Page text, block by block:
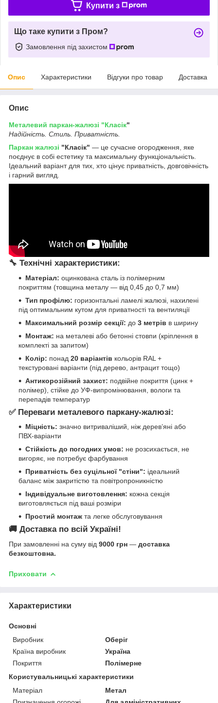
Купити з
Що таке купити з Пром?
Замовлення під захистом
Опис Характеристики Відгуки про товар Доставка
Опис
Металевий паркан-жалюзі "Класік"
Надійність. Стиль. Приватність.
Паркан жалюзі "Класік" — це сучасне огородження, яке
поєднує в собі естетику та максимальну функціональність.
Ідеальний варіант для тих, хто цінує приватність, довговічність
і гарний вигляд.
🔧 Технічні характеристики:
Матеріал: оцинкована сталь із полімерним
покриттям (товщина металу — від 0,45 до 0,7 мм)
Тип профілю: горизонтальні ламелі жалюзі, нахилені
під оптимальним кутом для приватності та вентиляції
Максимальний розмір секції: до 3 метрів в ширину
Монтаж: на металеві або бетонні стовпи (кріплення в
комплекті за запитом)
Колір: понад 20 варіантів кольорів RAL +
текстуровані варіанти (під дерево, антрацит тощо)
Антикорозійний захист: подвійне покриття (цинк +
полімер), стійке до УФ-випромінювання, вологи та
перепадів температур
✅ Переваги металевого паркану-жалюзі:
Міцність: значно витриваліший, ніж дерев’яні або
ПВХ-варіанти
Стійкість до погодних умов: не розсихається, не
вигоряє, не потребує фарбування
Приватність без суцільної "стіни": ідеальний
баланс між закритістю та повітропроникністю
Індивідуальне виготовлення: кожна секція
виготовляється під ваші розміри
Простий монтаж та легке обслуговування
🚚 Доставка по всій Україні!
При замовленні на суму від 9000 грн — доставка
безкоштовна.
Приховати
Характеристики
Основні
Виробник
Оберіг
Країна виробник
Україна
Покриття
Полімерне
Користувальницькі характеристики
Матеріал
Метал